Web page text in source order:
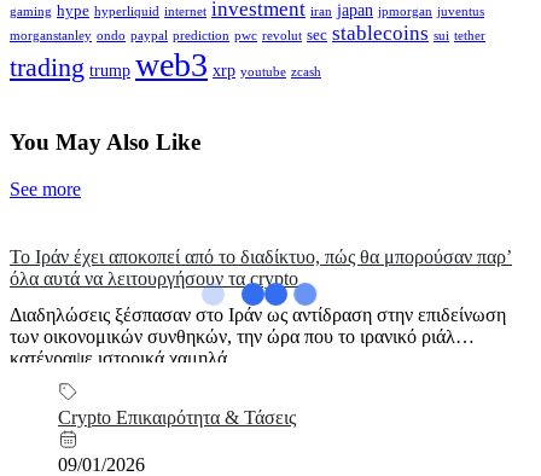
gaming hype hyperliquid internet investment iran japan jpmorgan juventus
morganstanley ondo paypal prediction pwc revolut sec stablecoins sui tether
trading trump web3 xrp youtube zcash
You May Also Like
See more
Το Ιράν έχει αποκοπεί από το διαδίκτυο, πώς θα μπορούσαν παρ’
όλα αυτά να λειτουργήσουν τα crypto
Διαδηλώσεις ξέσπασαν στο Ιράν ως αντίδραση στην επιδείνωση
των οικονομικών συνθηκών, την ώρα που το ιρανικό ριάλ
κατέγραψε ιστορικά χαμηλά...
Crypto Επικαιρότητα & Τάσεις
09/01/2026